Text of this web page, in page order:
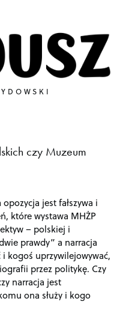
czy Muzeum
jest fałszywa i
które wystawa MHŻP
– polskiej i
prawdy” a narracja
kogoś uprzywilejowywać,
przez politykę. Czy
narracja jest
ona służy i kogo